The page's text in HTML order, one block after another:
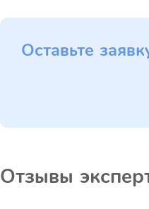
Оставьте
Отзывы